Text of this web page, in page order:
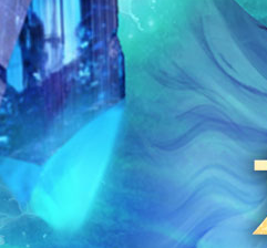
系統
賽事
教學
攻略